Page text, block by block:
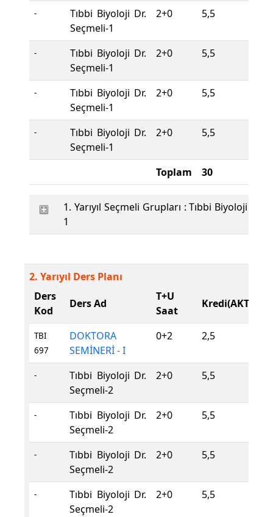
-
Tıbbi Biyoloji Dr.
Seçmeli-1
2+0 5,5
-
Tıbbi Biyoloji Dr.
Seçmeli-1
2+0 5,5
-
Tıbbi Biyoloji Dr.
Seçmeli-1
2+0 5,5
-
Tıbbi Biyoloji Dr.
Seçmeli-1
2+0 5,5
Toplam 30
1. Yarıyıl Seçmeli Grupları : Tıbbi Biyoloji Dr.
1
2. Yarıyıl Ders Planı
Ders
Kod
Ders Ad
T+U
Saat
Kredi(AKTS)
TBI
697
DOKTORA
SEMİNERİ - I
0+2 2,5
-
Tıbbi Biyoloji Dr.
Seçmeli-2
2+0 5,5
-
Tıbbi Biyoloji Dr.
Seçmeli-2
2+0 5,5
-
Tıbbi Biyoloji Dr.
Seçmeli-2
2+0 5,5
-
Tıbbi Biyoloji Dr.
Seçmeli-2
2+0 5,5